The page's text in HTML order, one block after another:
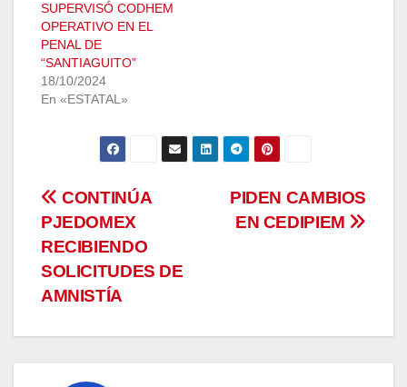
SUPERVISÓ CODHEM
OPERATIVO EN EL
PENAL DE
“SANTIAGUITO”
18/10/2024
En «ESTATAL»
Navegación
de
entradas
PIDEN CAMBIOS
EN CEDIPIEM
CONTINÚA
PJEDOMEX
RECIBIENDO
SOLICITUDES DE
AMNISTÍA